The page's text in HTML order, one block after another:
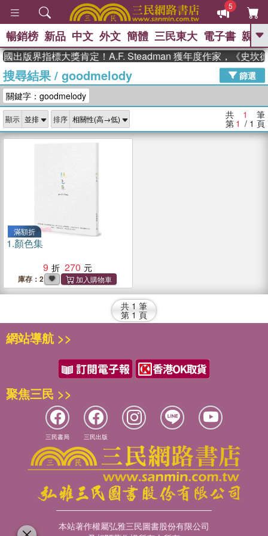
5
GO
熱搜： 高希均教授回憶錄
、 The Odyssey 、 父親節 、 如果歷
獎 臺灣漫遊錄 、 方念華 、 台灣的李
登輝時代
數學女孩：黎曼猜想 、
偉大的迷走神經
暢銷榜 新品 中文 外文 簡體 三民東大 電子書 親子
出版界指標大獎肯定！A.F. Steadman 獲年度作家，《史坎
搜尋結果/ goodmelody
篩選
關鍵字：goodmelody
顯示 排序 共 1 筆
第 1 / 1 頁
滿額折
1.顏色集
9
270
庫存：2
共 1 筆
第 1 頁
網站導航 >>
聚焦三民 >>
三民書局 三民出版
本站著作權屬弘雅三民圖書股份有限公司